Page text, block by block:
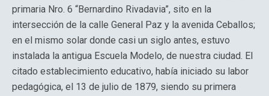
primaria Nro. 6 “Bernardino Rivadavia”, sito en la
intersección de la calle General Paz y la avenida Ceballos;
en el mismo solar donde casi un siglo antes, estuvo
instalada la antigua Escuela Modelo, de nuestra ciudad. El
citado establecimiento educativo, había iniciado su labor
pedagógica, el 13 de julio de 1879, siendo su primera